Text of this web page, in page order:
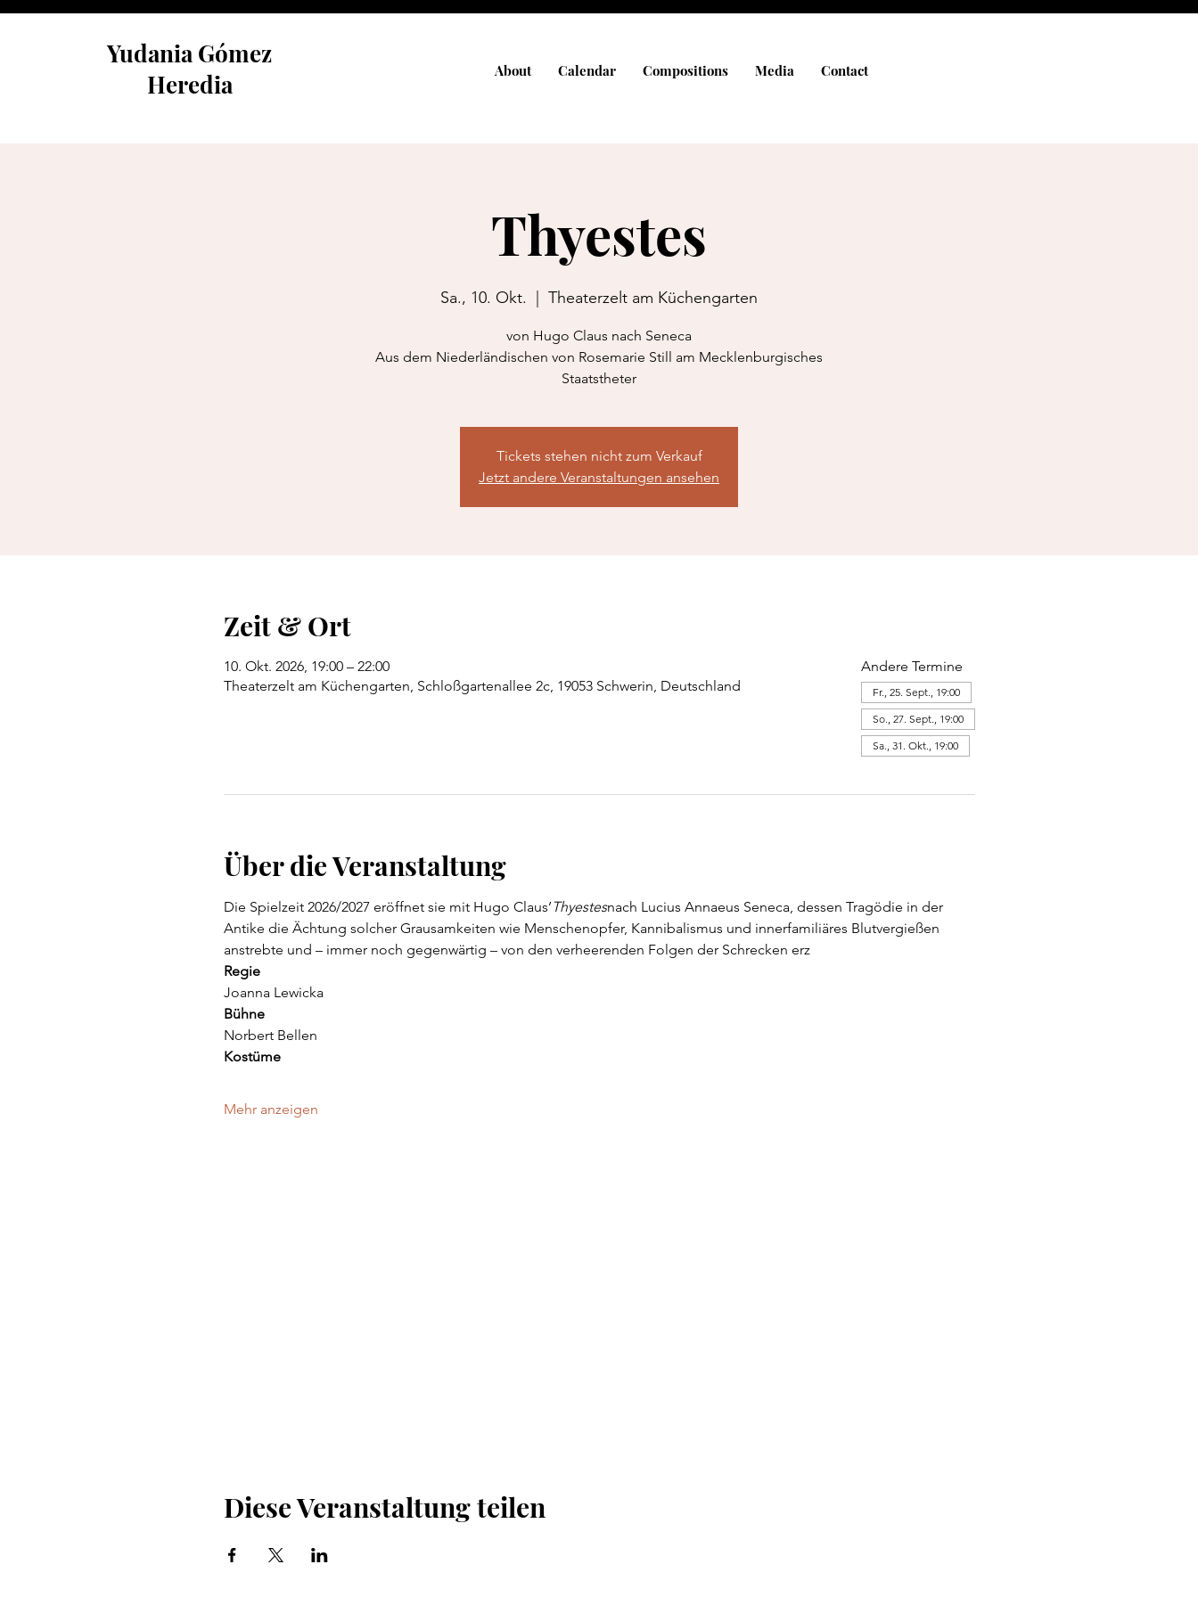
Yudania Gómez
Heredia
About Calendar Compositions Media Contact
Thyestes
Sa., 10. Okt. Theaterzelt am Küchengarten
von Hugo Claus nach Seneca
Aus dem Niederländischen von Rosemarie Still am Mecklenburgisches
Staatstheter
Tickets stehen nicht zum Verkauf
Jetzt andere Veranstaltungen ansehen
Zeit & Ort
10. Okt. 2026, 19:00 – 22:00
Theaterzelt am Küchengarten, Schloßgartenallee 2c, 19053 Schwerin, Deutschland
Andere Termine
Fr., 25. Sept., 19:00
So., 27. Sept., 19:00
Sa., 31. Okt., 19:00
Über die Veranstaltung
Die Spielzeit 2026/2027 eröffnet sie mit Hugo Claus’ Thyestesnach Lucius Annaeus Seneca, dessen Tragödie in der
Antike die Ächtung solcher Grausamkeiten wie Menschenopfer, Kannibalismus und innerfamiliäres Blutvergießen
anstrebte und – immer noch gegenwärtig – von den verheerenden Folgen der Schrecken erz
Regie
Joanna Lewicka
Bühne
Norbert Bellen
Kostüme
Mehr anzeigen
Diese Veranstaltung teilen